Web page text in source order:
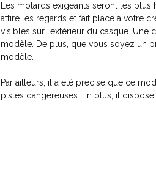
Les motards exigeants seront les
attire les regards et fait place à votre
visibles sur l’extérieur du casque.
modèle. De plus, que vous soyez un
modèle.
Par ailleurs, il a été précisé que ce
pistes dangereuses. En plus, il